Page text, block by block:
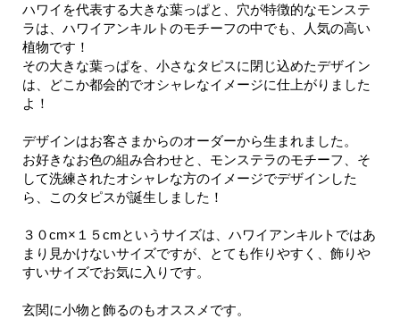
ハワイを代表する大きな葉っぱと、穴が特徴的なモンステ
ラは、ハワイアンキルトのモチーフの中でも、人気の高い
植物です！
その大きな葉っぱを、小さなタピスに閉じ込めたデザイン
は、どこか都会的でオシャレなイメージに仕上がりました
よ！
デザインはお客さまからのオーダーから生まれました。
お好きなお色の組み合わせと、モンステラのモチーフ、そ
して洗練されたオシャレな方のイメージでデザインした
ら、このタピスが誕生しました！
３０cm×１５cmというサイズは、ハワイアンキルトではあ
まり見かけないサイズですが、とても作りやすく、飾りや
すいサイズでお気に入りです。
玄関に小物と飾るのもオススメです。